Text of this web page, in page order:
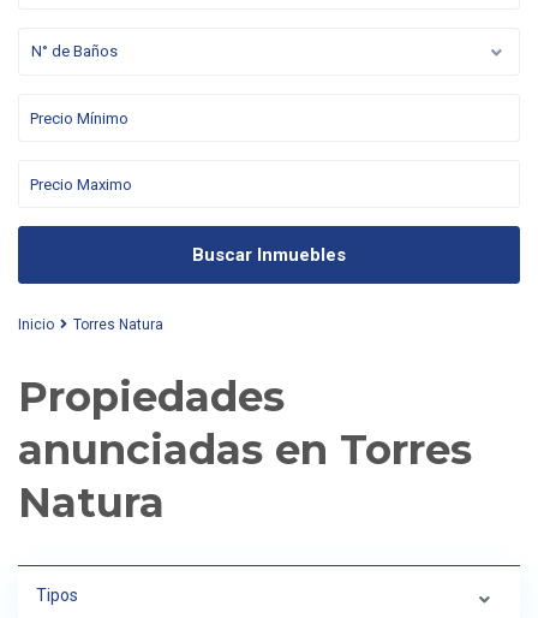
N° de Baños
Buscar Inmuebles
Inicio Torres Natura
Propiedades
anunciadas en Torres
Natura
Tipos